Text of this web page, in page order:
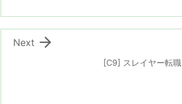
[C9] スレイヤー転職

Next